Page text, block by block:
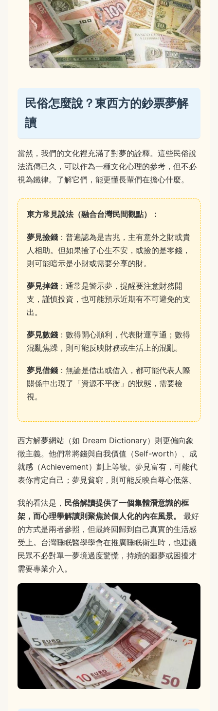
民俗怎麼說？東西方的鈔票夢解
讀
當然，我們的文化裡充滿了對夢的詮釋。這些民俗說
法流傳已久，可以作為一種文化心理的參考，但不必
視為鐵律。了解它們，能更懂長輩們在擔心什麼。
東方常見說法（融合台灣民間觀點）：
夢見撿錢 ：普遍認為是吉兆，主有意外之財或貴
人相助。但如果撿了心生不安，或撿的是零錢，
則可能暗示是小財或需要分享的財。
夢見掉錢 ：通常是警示夢，提醒要注意財務開
支，謹慎投資，也可能預示近期有不可避免的支
出。
夢見數錢 ：數得開心順利，代表財運亨通；數得
混亂焦躁，則可能反映財務或生活上的混亂。
夢見借錢 ：無論是借出或借入，都可能代表人際
關係中出現了「資源不平衡」的狀態，需要檢
視。
西方解夢網站（如 Dream Dictionary）則更偏向象
徵主義。他們常將錢與自我價值（Self-worth）、成
就感（Achievement）劃上等號。夢見富有，可能代
表你肯定自己；夢見貧窮，則可能反映自尊心低落。
我的看法是， 民俗解讀提供了一個集體潛意識的框
架，而心理學解讀則聚焦於個人化的內在風景。
最好
的方式是兩者參照，但最終回歸到自己真實的生活感
受上。台灣睡眠醫學學會在推廣睡眠衛生時，也建議
民眾不必對單一夢境過度驚慌，持續的噩夢或困擾才
需要專業介入。